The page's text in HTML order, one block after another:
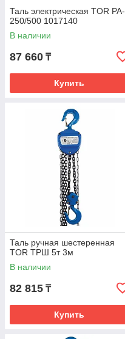
Таль электрическая TOR PA-
250/500 1017140
В наличии
87 660 ₸
Купить
Таль ручная шестеренная
TOR ТРШ 5т 3м
В наличии
82 815 ₸
Купить